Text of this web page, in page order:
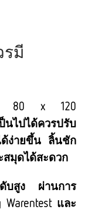
มี
อย 80 x 120
นไปได้ควรปรับ
ด้ง่ายขึ้น ลิ้นชัก
สมุดได้สะดวก
บสูง ผ่านการ
Warentest และ